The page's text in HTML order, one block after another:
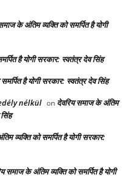
के अंतिम व्यक्ति को समर्पित है योगी
है योगी सरकार: स्वतंत्र देव सिंह
है योगी सरकार: स्वतंत्र देव सिंह
nélkül on देवरिय समाज के अंतिम
व्यक्ति को समर्पित है योगी सरकार:
समाज के अंतिम व्यक्ति को समर्पित है योगी